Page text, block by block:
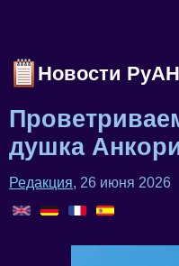
Новости
душка
Редакция, 26 июня 2026